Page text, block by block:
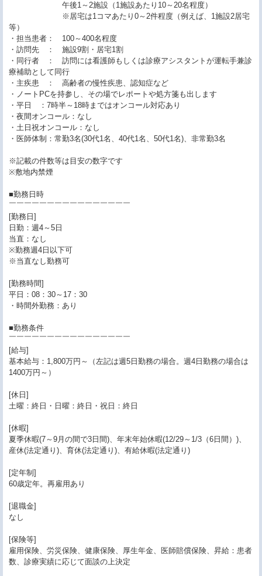
午後1～2施設（1施設あたり10～20名程度）
※居宅は1コマあたり0～2件程度（例えば、1施設2居宅
等）
・担当患者： 100～400名程度
・訪問先 ： 施設9割・居宅1割
・同行者 ： 訪問には看護師もしくは診療アシスタントが運転手兼診
療補助として同行
・主疾患 ： 高齢者の慢性疾患、認知症など
・ノートPCを持参し、その場でレポートや処方箋も出します
・平日 ：7時半～18時まではオンコール対応あり
・夜間オンコール：なし
・土日祝オンコール：なし
・医師体制：常勤3名(30代1名、40代1名、50代1名)、非常勤3名
※記載の件数等は目安の数字です
※敷地内禁煙
■勤務日時
￣￣￣￣￣￣￣￣￣￣￣￣￣￣￣￣
[勤務日]
日勤：週4～5日
当直：なし
※勤務週4日以下可
※当直なし勤務可
[勤務時間]
平日：08：30～17：30
・時間外勤務：あり
■勤務条件
￣￣￣￣￣￣￣￣￣￣￣￣￣￣￣￣
[給与]
基本給与：1,800万円～（左記は週5日勤務の場合。週4日勤務の場合は
1400万円～）
[休日]
土曜：終日・日曜：終日・祝日：終日
[休暇]
夏季休暇(7～9月の間で3日間)、年末年始休暇(12/29～1/3（6日間）)、
産休(法定通り)、育休(法定通り)、有給休暇(法定通り)
[定年制]
60歳定年。再雇用あり
[退職金]
なし
[保険等]
雇用保険、労災保険、健康保険、厚生年金、医師賠償保険、昇給：患者
数、診療実績に応じて面談の上決定